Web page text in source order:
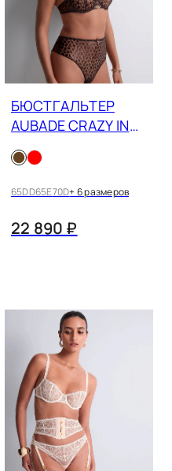
БЮСТГАЛЬТЕР
AUBADE CRAZY IN
65DD65E70D+ 6 размеров
22 890 ₽